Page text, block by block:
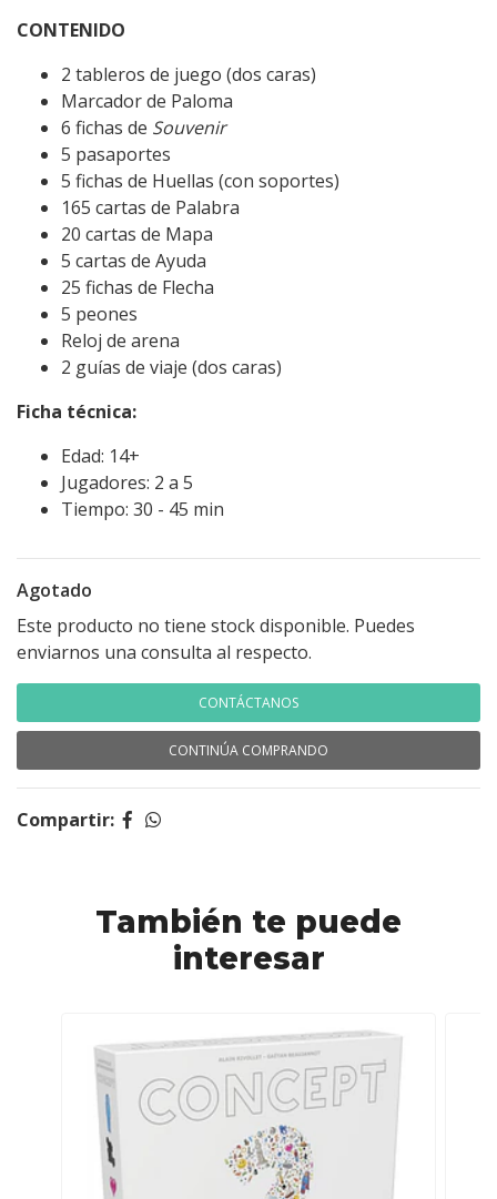
CONTENIDO
2 tableros de juego (dos caras)
Marcador de Paloma
6 fichas de Souvenir
5 pasaportes
5 fichas de Huellas (con soportes)
165 cartas de Palabra
20 cartas de Mapa
5 cartas de Ayuda
25 fichas de Flecha
5 peones
Reloj de arena
2 guías de viaje (dos caras)
Ficha técnica:
Edad: 14+
Jugadores: 2 a 5
Tiempo: 30 - 45 min
Agotado
Este producto no tiene stock disponible. Puedes
enviarnos una consulta al respecto.
CONTÁCTANOS
CONTINÚA COMPRANDO
Compartir:
También te puede
interesar